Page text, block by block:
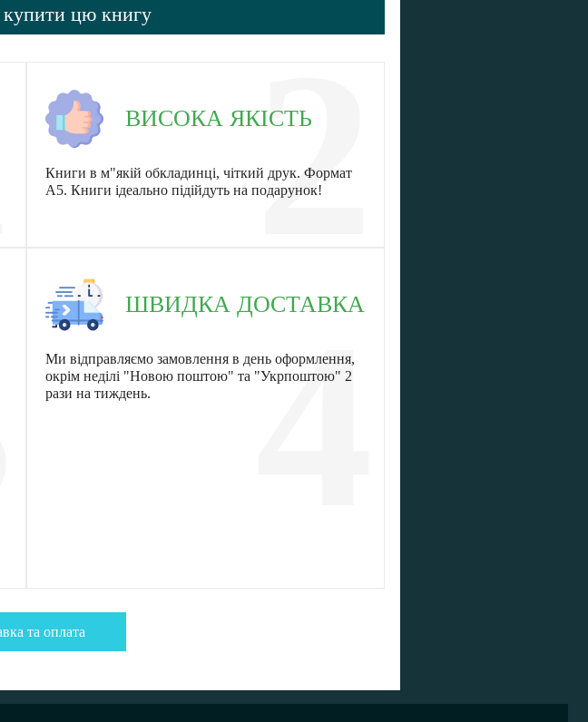
цю книгу
2
ВИСОКА ЯКІСТЬ
Книги в м"якій обкладинці, чіткий друк. Формат
А5. Книги ідеально підійдуть на подарунок!
4
ШВИДКА ДОСТАВКА
Ми відправляємо замовлення в день оформлення,
окрім неділі "Новою поштою" та "Укрпоштою" 2
рази на тиждень.
та оплата